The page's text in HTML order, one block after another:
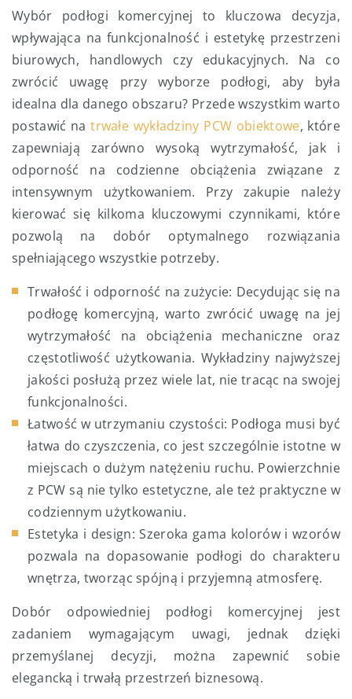
Wybór podłogi komercyjnej to kluczowa decyzja,
wpływająca na funkcjonalność i estetykę przestrzeni
biurowych, handlowych czy edukacyjnych. Na co
zwrócić uwagę przy wyborze podłogi, aby była
idealna dla danego obszaru? Przede wszystkim warto
postawić natrwałe wykładziny PCW obiektowe, które
zapewniają zarówno wysoką wytrzymałość, jak i
odporność na codzienne obciążenia związane z
intensywnym użytkowaniem. Przy zakupie należy
kierować się kilkoma kluczowymi czynnikami, które
pozwolą na dobór optymalnego rozwiązania
spełniającego wszystkie potrzeby.
Trwałość i odporność na zużycie: Decydując się na
podłogę komercyjną, warto zwrócić uwagę na jej
wytrzymałość na obciążenia mechaniczne oraz
częstotliwość użytkowania. Wykładziny najwyższej
jakości posłużą przez wiele lat, nie tracąc na swojej
funkcjonalności.
Łatwość w utrzymaniu czystości: Podłoga musi być
łatwa do czyszczenia, co jest szczególnie istotne w
miejscach o dużym natężeniu ruchu. Powierzchnie
z PCW są nie tylko estetyczne, ale też praktyczne w
codziennym użytkowaniu.
Estetyka i design: Szeroka gama kolorów i wzorów
pozwala na dopasowanie podłogi do charakteru
wnętrza, tworząc spójną i przyjemną atmosferę.
Dobór odpowiedniej podłogi komercyjnej jest
zadaniem wymagającym uwagi, jednak dzięki
przemyślanej decyzji, można zapewnić sobie
elegancką i trwałą przestrzeń biznesową.